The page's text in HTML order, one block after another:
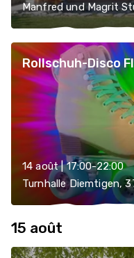
Manfred und Magrit
Rollschuh-Disco
14 août | 17:00-22:00
Turnhalle Diemtigen,
15 août